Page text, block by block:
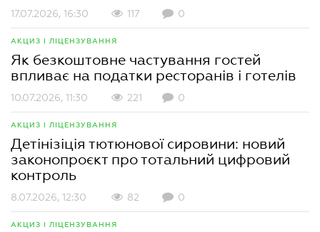
17.07.2026, 16:30 117 0
АКЦИЗ І ЛІЦЕНЗУВАННЯ
Як безкоштовне частування гостей
впливає на податки ресторанів і готелів
10.07.2026, 11:30 221 0
АКЦИЗ І ЛІЦЕНЗУВАННЯ
Детінізіція тютюнової сировини: новий
законопроєкт про тотальний цифровий
контроль
8.07.2026, 12:30 82 0
АКЦИЗ І ЛІЦЕНЗУВАННЯ